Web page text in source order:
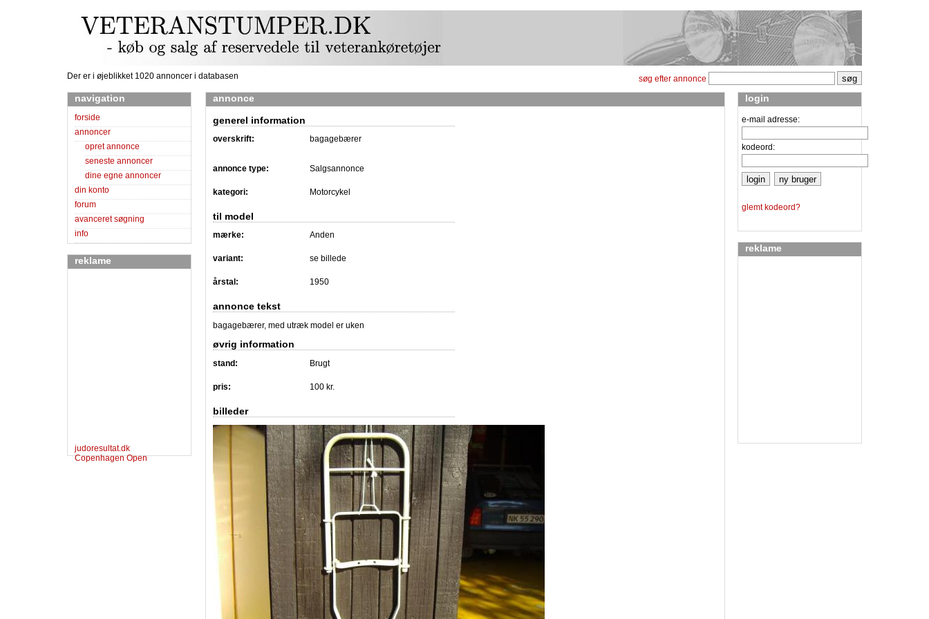
Der er i øjeblikket 1020 annoncer i databasen søg efter annonce
navigation
forside
annoncer
opret annonce
seneste annoncer
dine egne annoncer
din konto
forum
avanceret søgning
info
reklame
judoresultat.dk
Copenhagen Open
login
e-mail adresse:
kodeord:
glemt kodeord?
reklame
annonce
generel information
overskrift: bagagebærer
annonce type: Salgsannonce
kategori: Motorcykel
til model
mærke: Anden
variant: se billede
årstal: 1950
annonce tekst
bagagebærer, med utræk model er uken
øvrig information
stand: Brugt
pris: 100 kr.
billeder